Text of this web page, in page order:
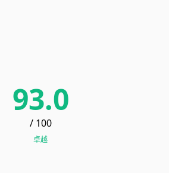
93.0
/ 100
卓越